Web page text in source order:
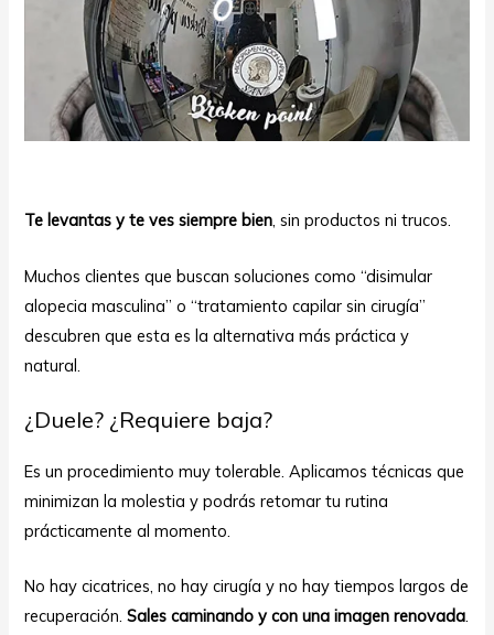
Te levantas y te ves siempre bien, sin productos ni trucos.
Muchos clientes que buscan soluciones como “disimular
alopecia masculina” o “tratamiento capilar sin cirugía”
descubren que esta es la alternativa más práctica y
natural.
¿Duele? ¿Requiere baja?
Es un procedimiento muy tolerable. Aplicamos técnicas que
minimizan la molestia y podrás retomar tu rutina
prácticamente al momento.
No hay cicatrices, no hay cirugía y no hay tiempos largos de
recuperación.Sales caminando y con una imagen renovada.